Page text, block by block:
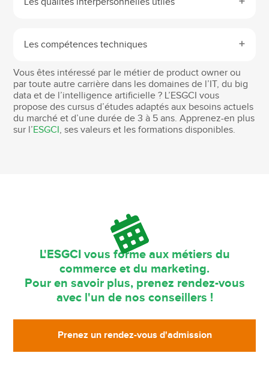
Les compétences techniques
Vous êtes intéressé par le métier de product owner ou
par toute autre carrière dans les domaines de l’IT, du big
data et de l’intelligence artificielle ? L’ESGCI vous
propose des cursus d’études adaptés aux besoins actuels
du marché et d’une durée de 3 à 5 ans. Apprenez-en plus
sur l’ESGCI, ses valeurs et les formations disponibles.
L'ESGCI vous forme aux métiers du
commerce et du marketing.
Pour en savoir plus, prenez rendez-vous
avec l'un de nos conseillers !
Prenez un rendez-vous d'admission